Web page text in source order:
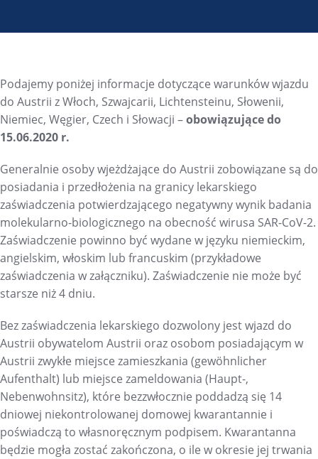
Podajemy poniżej informacje dotyczące warunków wjazdu
do Austrii z Włoch, Szwajcarii, Lichtensteinu, Słowenii,
Niemiec, Węgier, Czech i Słowacji –obowiązujące do
15.06.2020 r.
Generalnie osoby wjeżdżające do Austrii zobowiązane są do
posiadania i przedłożenia na granicy lekarskiego
zaświadczenia potwierdzającego negatywny wynik badania
molekularno-biologicznego na obecność wirusa SAR-CoV-2.
Zaświadczenie powinno być wydane w języku niemieckim,
angielskim, włoskim lub francuskim (przykładowe
zaświadczenia w załączniku). Zaświadczenie nie może być
starsze niż 4 dniu.
Bez zaświadczenia lekarskiego dozwolony jest wjazd do
Austrii obywatelom Austrii oraz osobom posiadającym w
Austrii zwykłe miejsce zamieszkania (gewöhnlicher
Aufenthalt) lub miejsce zameldowania (Haupt-,
Nebenwohnsitz), które bezzwłocznie poddadzą się 14
dniowej niekontrolowanej domowej kwarantannie i
poświadczą to własnoręcznym podpisem. Kwarantanna
będzie mogła zostać zakończona, o ile w okresie jej trwania